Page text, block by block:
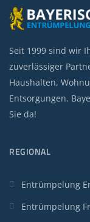
Seit 1999 sind wir
zuverlässiger
Haushalten,
Entsorgungen.
Sie da!
REGIONAL
Entrümpelung
Entrümpelung